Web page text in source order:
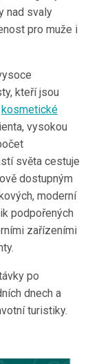
nad svaly
pro muže i
kteří jsou
kosmetické
vysokou
světa cestuje
dostupným
moderní
podpořených
zařízeními
po
dnech a
turistiky.